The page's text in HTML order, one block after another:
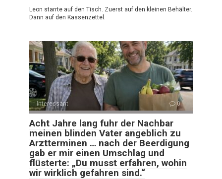
Leon starrte auf den Tisch. Zuerst auf den kleinen Behälter.
Dann auf den Kassenzettel.
Interessant 0
Acht Jahre lang fuhr der Nachbar
meinen blinden Vater angeblich zu
Arztterminen … nach der Beerdigung
gab er mir einen Umschlag und
flüsterte: „Du musst erfahren, wohin
wir wirklich gefahren sind.“